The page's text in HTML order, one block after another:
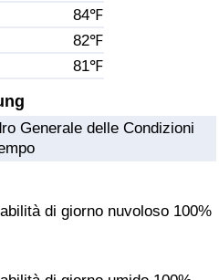
84℉
82℉
81℉
Generale delle Condizioni
di giorno nuvoloso 100%
(Corrente)
per